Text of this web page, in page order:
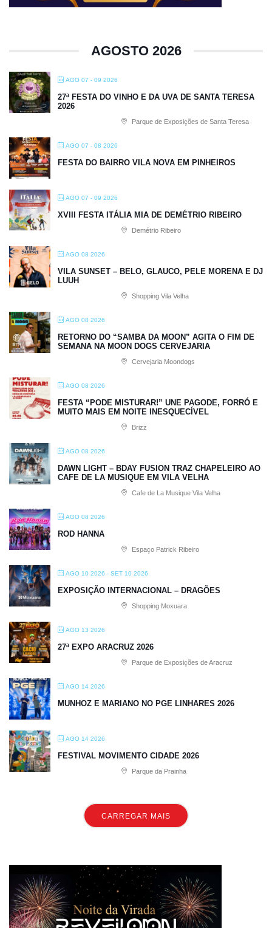
AGOSTO 2026
AGO 07 - 09 2026
27ª FESTA DO VINHO E DA UVA DE SANTA TERESA
2026
Parque de Exposições de Santa Teresa
AGO 07 - 08 2026
FESTA DO BAIRRO VILA NOVA EM PINHEIROS
AGO 07 - 09 2026
XVIII FESTA ITÁLIA MIA DE DEMÉTRIO RIBEIRO
Demétrio Ribeiro
AGO 08 2026
VILA SUNSET – BELO, GLAUCO, PELE MORENA E DJ
LUUH
Shopping Vila Velha
AGO 08 2026
RETORNO DO “SAMBA DA MOON” AGITA O FIM DE
SEMANA NA MOON DOGS CERVEJARIA
Cervejaria Moondogs
AGO 08 2026
FESTA “PODE MISTURAR!” UNE PAGODE, FORRÓ E
MUITO MAIS EM NOITE INESQUECÍVEL
Brizz
AGO 08 2026
DAWN LIGHT – BDAY FUSION TRAZ CHAPELEIRO AO
CAFE DE LA MUSIQUE EM VILA VELHA
Cafe de La Musique Vila Velha
AGO 08 2026
ROD HANNA
Espaço Patrick Ribeiro
AGO 10 2026 - SET 10 2026
EXPOSIÇÃO INTERNACIONAL – DRAGÕES
Shopping Moxuara
AGO 13 2026
27ª EXPO ARACRUZ 2026
Parque de Exposições de Aracruz
AGO 14 2026
MUNHOZ E MARIANO NO PGE LINHARES 2026
AGO 14 2026
FESTIVAL MOVIMENTO CIDADE 2026
Parque da Prainha
CARREGAR MAIS